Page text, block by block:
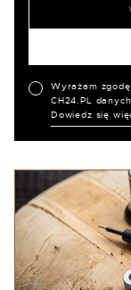
Wyrażam
CH24.PL
Dowiedz się